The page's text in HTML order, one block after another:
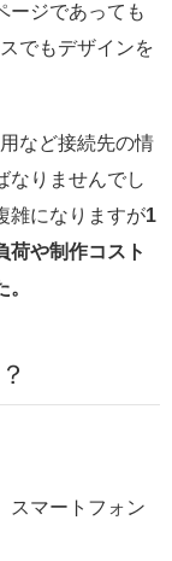
ージであっても
でもデザインを
など接続先の情
なりませんでし
雑になりますが1
荷や制作コスト
スマートフォン